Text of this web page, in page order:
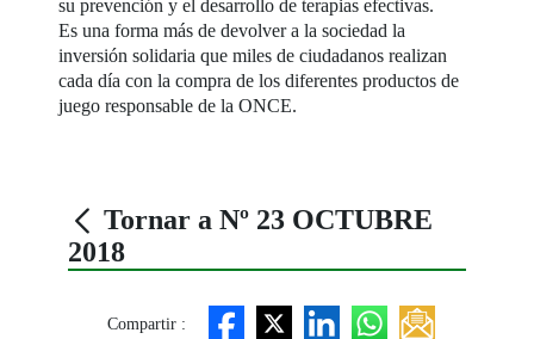
su prevención y el desarrollo de terapias efectivas.
Es una forma más de devolver a la sociedad la
inversión solidaria que miles de ciudadanos realizan
cada día con la compra de los diferentes productos de
juego responsable de la ONCE.
Tornar a Nº 23 OCTUBRE
2018
Compartir :